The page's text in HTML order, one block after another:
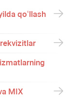
qoʻllash
MIX